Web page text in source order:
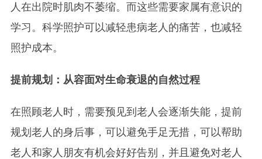
人在出院时肌肉不萎缩。而这些需要家属有意识的
学习。科学照护可以减轻患病老人的痛苦，也减轻
照护成本。
提前规划：从容面对生命衰退的自然过程
在照顾老人时，需要预见到老人会逐渐失能，提前
规划老人的身后事，可以避免手足无措，可以帮助
老人和家人朋友有机会好好告别，并且避免对老人